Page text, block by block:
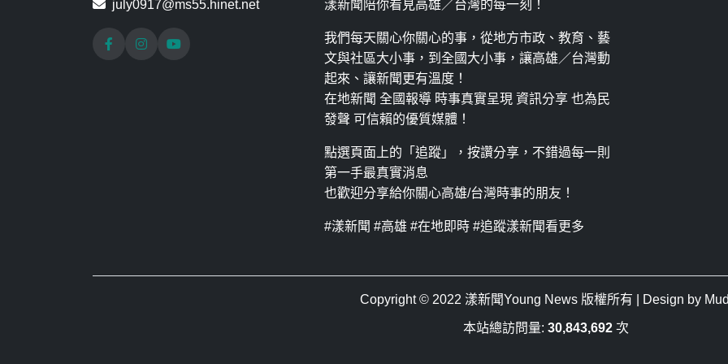
july0917@ms55.hinet.net 漾新聞陪你看見高雄／台灣的每一刻！
我們每天關心你關心的事，從地方市政、教育、藝
文與社區大小事，到全國大小事，讓高雄／台灣動
起來、讓新聞更有溫度！
在地新聞 全國報導 時事真實呈現 資訊分享 也為民
發聲 可信賴的優質媒體！
點選頁面上的「追蹤」，按讚分享，不錯過每一則
第一手最真實消息
也歡迎分享給你關心高雄/台灣時事的朋友！
#漾新聞 #高雄 #在地即時 #追蹤漾新聞看更多
Copyright © 2022 漾新聞Young News 版權所有 | Design by
本站總訪問量: 30,843,692 次